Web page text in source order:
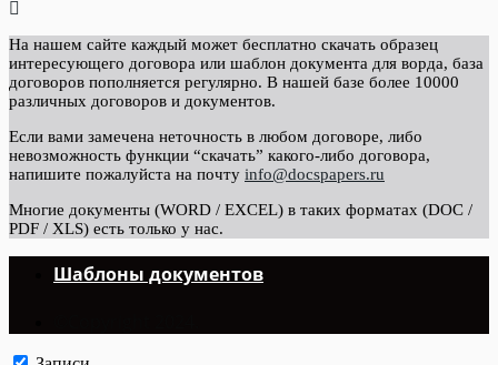
На нашем сайте каждый может бесплатно скачать образец
интересующего договора или шаблон документа для ворда, база
договоров пополняется регулярно. В нашей базе более 10000
различных договоров и документов.
Если вами замечена неточность в любом договоре, либо
невозможность функции “скачать” какого-либо договора,
напишите пожалуйста на почту info@docspapers.ru
Многие документы (WORD / EXCEL) в таких форматах (DOC /
PDF / XLS) есть только у нас.
Шаблоны документов